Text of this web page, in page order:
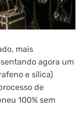
mais
agora um
e sílica)
de
100% sem